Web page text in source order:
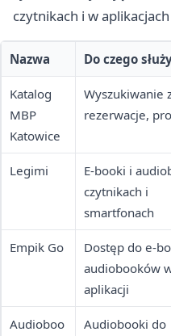
czytnikach i w
Nazwa Do czego
Katalog
MBP
Katowice
Wyszukiwanie
rezerwacje,
Legimi
E-booki i
czytnikach i
smartfonach
Empik Go
Dostęp do e-
audiobooków
aplikacji
Audioboo
Audiobooki do